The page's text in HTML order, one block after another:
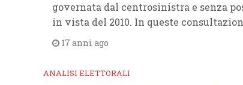
governata dal centrosinistra e senza
in vista del 2010. In queste
17 anni ago
ANALISI ELETTORALI